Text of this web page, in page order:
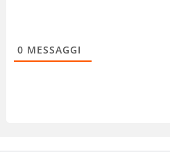
0 MESSAGGI